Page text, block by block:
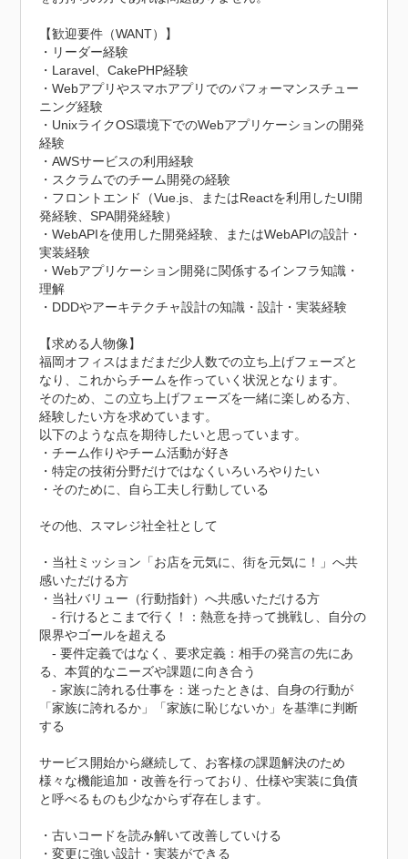
【歓迎要件（WANT）】
・リーダー経験
・Laravel、CakePHP経験
・Webアプリやスマホアプリでのパフォーマンスチュー
ニング経験
・UnixライクOS環境下でのWebアプリケーションの開発
経験
・AWSサービスの利用経験
・スクラムでのチーム開発の経験
・フロントエンド（Vue.js、またはReactを利用したUI開
発経験、SPA開発経験）
・WebAPIを使用した開発経験、またはWebAPIの設計・
実装経験
・Webアプリケーション開発に関係するインフラ知識・
理解
・DDDやアーキテクチャ設計の知識・設計・実装経験
【求める人物像】
福岡オフィスはまだまだ少人数での立ち上げフェーズと
なり、これからチームを作っていく状況となります。
そのため、この立ち上げフェーズを一緒に楽しめる方、
経験したい方を求めています。
以下のような点を期待したいと思っています。
・チーム作りやチーム活動が好き
・特定の技術分野だけではなくいろいろやりたい
・そのために、自ら工夫し行動している
その他、スマレジ社全社として
・当社ミッション「お店を元気に、街を元気に！」へ共
感いただける方
・当社バリュー（行動指針）へ共感いただける方
- 行けるとこまで行く！：熱意を持って挑戦し、自分の
限界やゴールを超える
- 要件定義ではなく、要求定義：相手の発言の先にあ
る、本質的なニーズや課題に向き合う
- 家族に誇れる仕事を：迷ったときは、自身の行動が
「家族に誇れるか」「家族に恥じないか」を基準に判断
する
サービス開始から継続して、お客様の課題解決のため
様々な機能追加・改善を行っており、仕様や実装に負債
と呼べるものも少なからず存在します。
・古いコードを読み解いて改善していける
・変更に強い設計・実装ができる